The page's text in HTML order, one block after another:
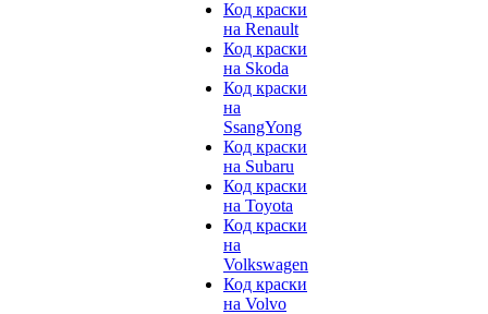
Код краски
на Renault
Код краски
на Skoda
Код краски
на
SsangYong
Код краски
на Subaru
Код краски
на Toyota
Код краски
на
Volkswagen
Код краски
на Volvo